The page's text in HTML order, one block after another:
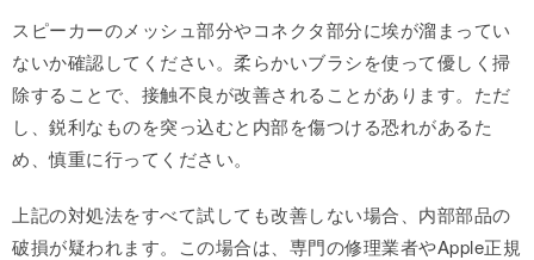
スピーカーのメッシュ部分やコネクタ部分に埃が溜まってい
ないか確認してください。柔らかいブラシを使って優しく掃
除することで、接触不良が改善されることがあります。ただ
し、鋭利なものを突っ込むと内部を傷つける恐れがあるた
め、慎重に行ってください。
上記の対処法をすべて試しても改善しない場合、内部部品の
破損が疑われます。この場合は、専門の修理業者やApple正規